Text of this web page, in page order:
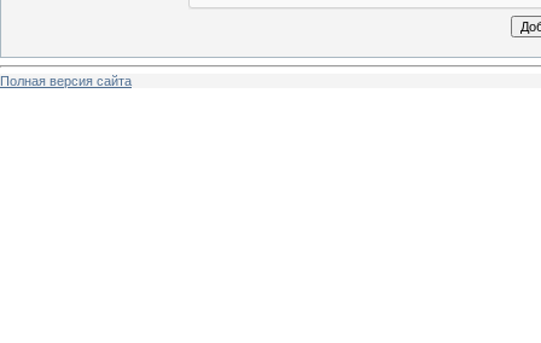
Полная версия сайта